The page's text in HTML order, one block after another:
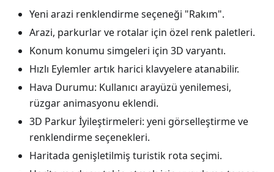
Yeni arazi renklendirme seçeneği "Rakım".
Arazi, parkurlar ve rotalar için özel renk paletleri.
Konum konumu simgeleri için 3D varyantı.
Hızlı Eylemler artık harici klavyelere atanabilir.
Hava Durumu: Kullanıcı arayüzü yenilemesi,
rüzgar animasyonu eklendi.
3D Parkur İyileştirmeleri: yeni görselleştirme ve
renklendirme seçenekleri.
Haritada genişletilmiş turistik rota seçimi.